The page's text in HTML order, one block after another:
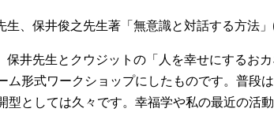
生、保井俊之先生著「無意識と対話する方法
保井先生とクウジットの「人を幸せにするお
ム形式ワークショップにしたものです。普段
型としては久々です。幸福学や私の最近の活